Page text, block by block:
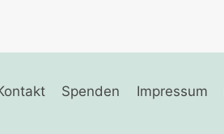
Spenden Impressum